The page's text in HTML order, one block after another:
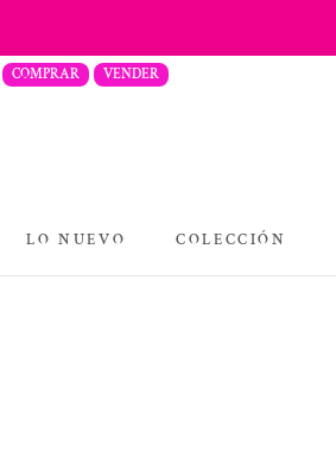
contenido
COMPRAR VENDER
LO NUEVO
COLECCIÓN